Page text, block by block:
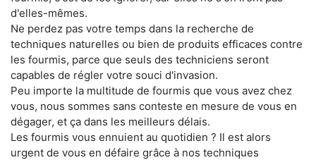
d'elles-mêmes.
Ne perdez pas votre temps dans la recherche de
techniques naturelles ou bien de produits efficaces contre
les fourmis, parce que seuls des techniciens seront
capables de régler votre souci d'invasion.
Peu importe la multitude de fourmis que vous avez chez
vous, nous sommes sans conteste en mesure de vous en
dégager, et ça dans les meilleurs délais.
Les fourmis vous ennuient au quotidien ? Il est alors
urgent de vous en défaire grâce à nos techniques